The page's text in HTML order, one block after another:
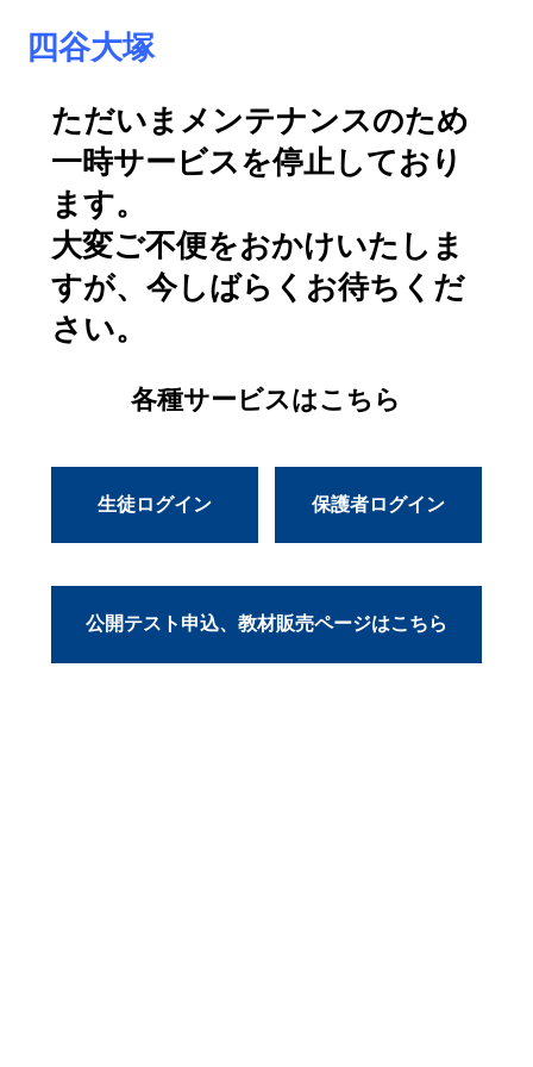
四谷大塚
ただいまメンテナンスのため
一時サービスを停止しており
ます。
大変ご不便をおかけいたしま
すが、今しばらくお待ちくだ
さい。
各種サービスはこちら
生徒ログイン 保護者ログイン
公開テスト申込、教材販売ページはこちら